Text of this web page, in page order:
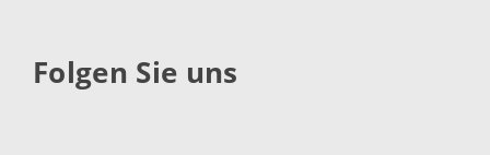
Folgen Sie uns